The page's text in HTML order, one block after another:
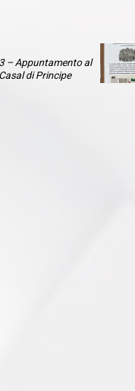
– Appuntamento al
di Principe